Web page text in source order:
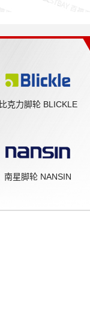
比克力脚轮 BLICKLE
南星脚轮 NANSIN